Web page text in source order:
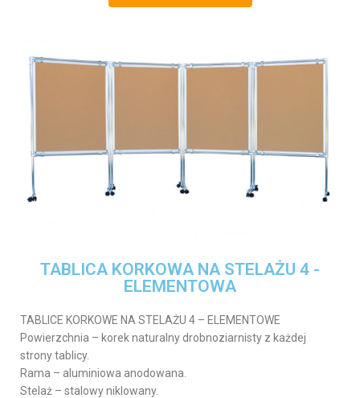
TABLICA KORKOWA NA STELAŻU 4 -
ELEMENTOWA
TABLICE KORKOWE NA STELAŻU 4 – ELEMENTOWE
Powierzchnia – korek naturalny drobnoziarnisty z każdej
strony tablicy.
Rama – aluminiowa anodowana.
Stelaż – stalowy niklowany.